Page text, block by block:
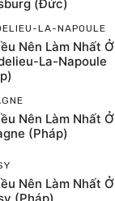
(Đức)
LA-NAPOULE
Nên Làm Nhất Ở
La-Napoule
Nên Làm Nhất Ở
(Pháp)
Nên Làm Nhất Ở